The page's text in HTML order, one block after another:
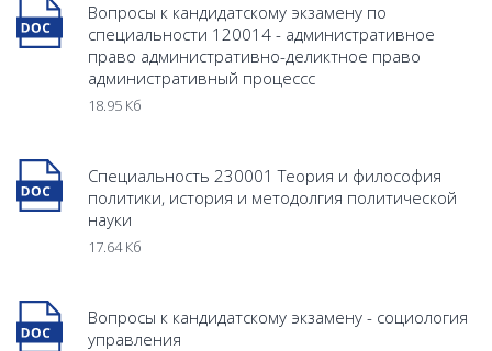
Вопросы к кандидатскому экзамену по
специальности 120014 - административное
право административно-деликтное право
административный процессс
18.95 Кб
Специальность 230001 Теория и философия
политики, история и методолгия политической
науки
17.64 Кб
Вопросы к кандидатскому экзамену - социология
управления